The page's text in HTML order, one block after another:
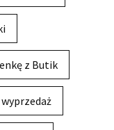
z Butik